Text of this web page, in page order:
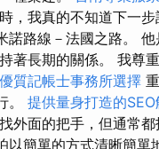
，我真的不知道下一步
路線－法國之路。
著長期的關係。 我尊
優質記帳士事務所選擇
。 提供量身打造的
外面的把手，但通常都
以簡單的方式清晰簡